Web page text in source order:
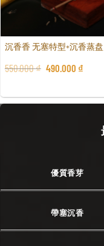
沉香香 无塞特型+沉香蒸盘
550.000₫ 490.000 ₫
優質香芽
帶塞沉香